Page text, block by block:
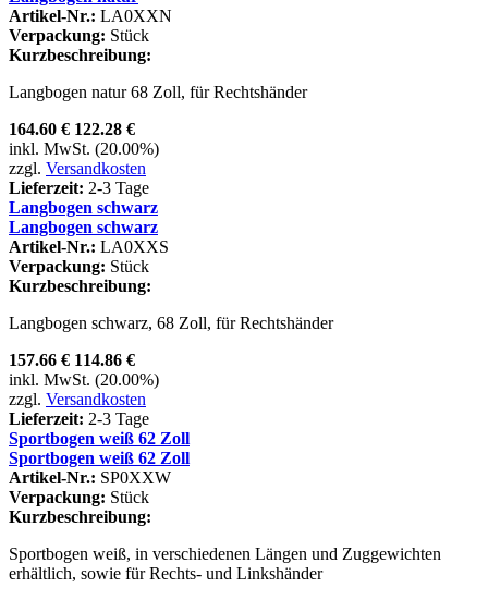
Artikel-Nr.: LA0XXN
Verpackung: Stück
Kurzbeschreibung:
Langbogen natur 68 Zoll, für Rechtshänder
164.60 € 122.28 €
inkl. MwSt. (20.00%)
zzgl. Versandkosten
Lieferzeit: 2-3 Tage
Langbogen schwarz
Langbogen schwarz
Artikel-Nr.: LA0XXS
Verpackung: Stück
Kurzbeschreibung:
Langbogen schwarz, 68 Zoll, für Rechtshänder
157.66 € 114.86 €
inkl. MwSt. (20.00%)
zzgl. Versandkosten
Lieferzeit: 2-3 Tage
Sportbogen weiß 62 Zoll
Sportbogen weiß 62 Zoll
Artikel-Nr.: SP0XXW
Verpackung: Stück
Kurzbeschreibung:
Sportbogen weiß, in verschiedenen Längen und Zuggewichten
erhältlich, sowie für Rechts- und Linkshänder